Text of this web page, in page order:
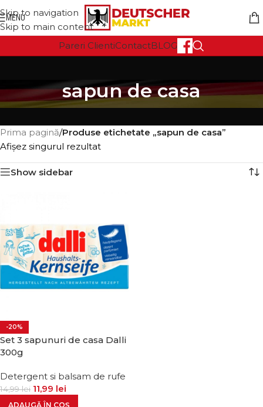
Skip to navigation
Skip to main content
MENU
Pareri ClientiContactBLOG
sapun de casa
Prima pagină/Produse etichetate „sapun de casa”
Afișez singurul rezultat
Show sidebar
-20%
Set 3 sapunuri de casa Dalli
300g
Detergent si balsam de rufe
14,99lei 11,99 lei
ADAUGĂ ÎN COȘ